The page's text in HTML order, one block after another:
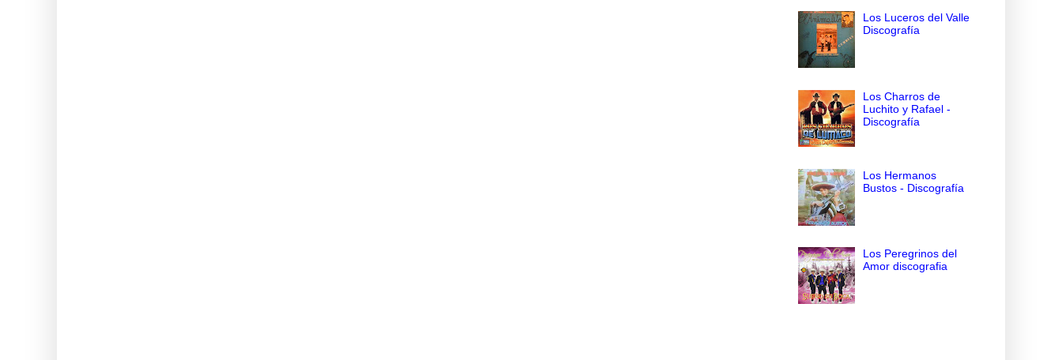
Los Luceros del Valle
Discografía
Los Charros de
Luchito y Rafael -
Discografía
Los Hermanos
Bustos - Discografía
Los Peregrinos del
Amor discografia